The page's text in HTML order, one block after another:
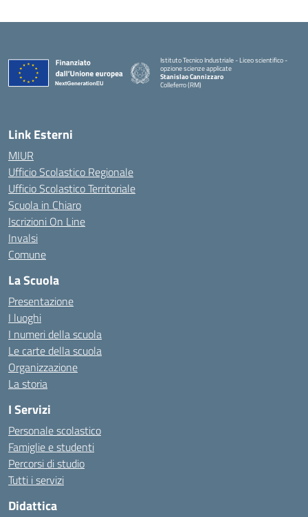
Istituto Tecnico Industriale - Liceo scientifico -
opzione scienze applicate
Stanislao Cannizzaro
Colleferro (RM)
Link Esterni
MIUR
Ufficio Scolastico Regionale
Ufficio Scolastico Territoriale
Scuola in Chiaro
Iscrizioni On Line
Invalsi
Comune
La Scuola
Presentazione
I luoghi
I numeri della scuola
Le carte della scuola
Organizzazione
La storia
I Servizi
Personale scolastico
Famiglie e studenti
Percorsi di studio
Tutti i servizi
Didattica